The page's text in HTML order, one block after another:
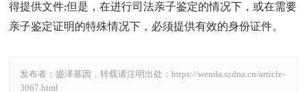
得提供文件;但是，在进行司法亲子鉴定的情况下，或在需要
亲子鉴定证明的特殊情况下，必须提供有效的身份证件。
发布者：盛泽基因，转载请注明出处： https://wenda.szdna.cn/article-
3067.html